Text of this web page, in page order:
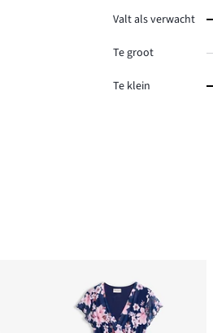
Valt als verwacht
Te groot
Te klein